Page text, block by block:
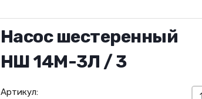
Насос шестеренный
НШ 14М-3Л / 3
Артикул: